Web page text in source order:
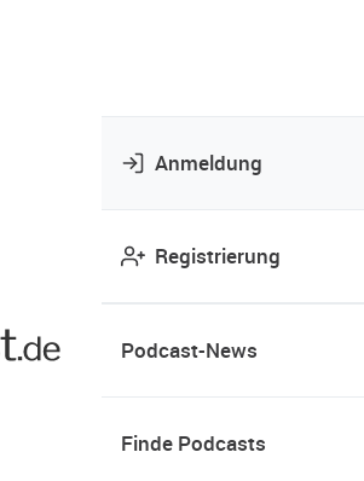
Anmeldung
Registrierung
Podcast-News
Finde Podcasts